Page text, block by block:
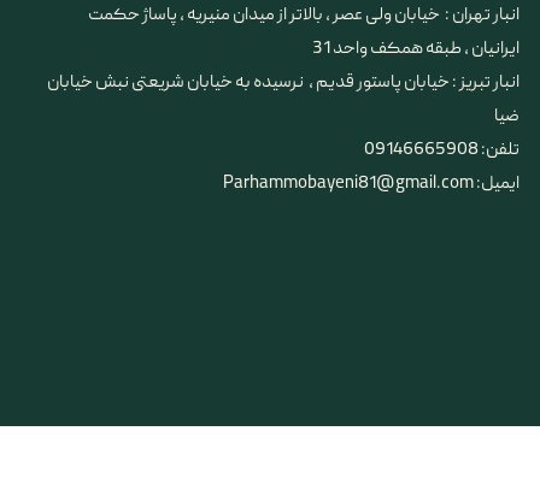
انبار تهران : خیابان ولی عصر ، بالاتر از میدان منیریه ، پاساژ حکمت
ایرانیان ، طبقه همکف واحد 31
​​​​​​​انبار تبریز : خیابان پاستور قدیم ، نرسیده به خیابان شریعتی نبش خیابان
ضیا
تلفن: 09146665908
ایمیل: Parhammobayeni81@gmail.com